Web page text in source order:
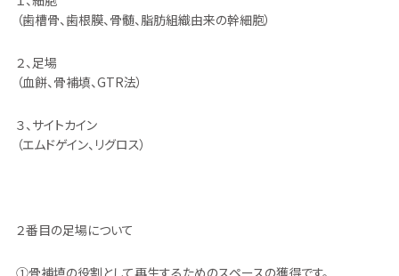
（歯槽骨、歯根膜、骨髄、脂肪組織由来の幹細胞）
２、足場
（血餅、骨補填、GTR法）
３、サイトカイン
（エムドゲイン、リグロス）
２番目の足場について
①骨補填の役割として再生するためのスペースの獲得です。